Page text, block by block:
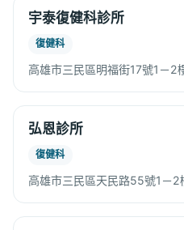
宇泰復健科診所
復健科
高雄市三民區明福街17號1－2
弘恩診所
復健科
高雄市三民區天民路55號1－2